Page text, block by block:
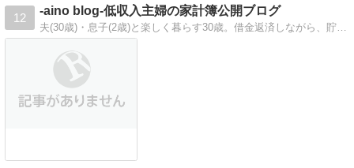
12
-aino blog-低収入主婦の家計簿公開ブログ
夫(30歳)・息子(2歳)と楽しく暮らす30歳。借金返済しながら、貯金・マイホームを目指すblogです。